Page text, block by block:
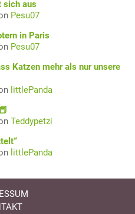
sich aus
Pesu07
in Paris
Pesu07
Katzen mehr als nur unsere
littlePanda
Teddypetzi
littlePanda